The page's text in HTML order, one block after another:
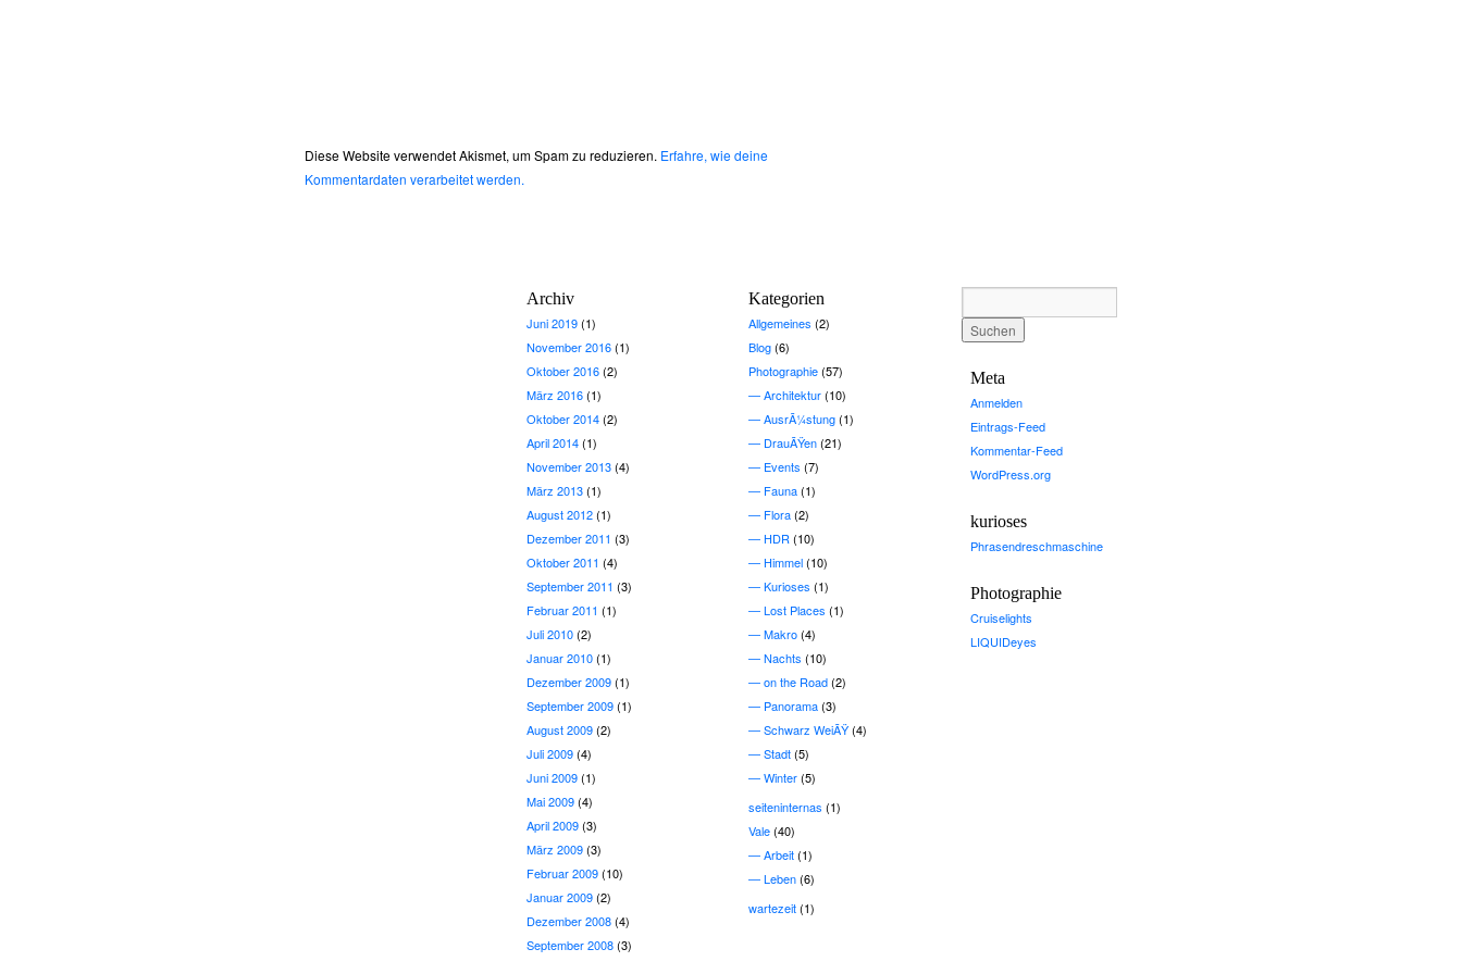
Diese Website verwendet Akismet, um Spam zu reduzieren. Erfahre, wie deine
Kommentardaten verarbeitet werden.
Archiv
Juni 2019(1)
November 2016(1)
Oktober 2016(2)
März 2016(1)
Oktober 2014(2)
April 2014(1)
November 2013(4)
März 2013(1)
August 2012(1)
Dezember 2011 (3)
Oktober 2011 (4)
September 2011 (3)
Februar 2011 (1)
Juli 2010(2)
Januar 2010(1)
Dezember 2009(1)
September 2009(1)
August 2009(2)
Juli 2009(4)
Juni 2009(1)
Mai 2009(4)
April 2009(3)
März 2009(3)
Februar 2009(10)
Januar 2009(2)
Dezember 2008(4)
September 2008(3)
Kategorien
Allgemeines (2)
Blog(6)
Photographie(57)
Architektur(10)
AusrÃ¼stung(1)
DrauÃŸen(21)
Events (7)
Fauna(1)
Flora(2)
HDR(10)
Himmel(10)
Kurioses (1)
Lost Places (1)
Makro(4)
Nachts (10)
on the Road(2)
Panorama(3)
Schwarz WeiÃŸ(4)
Stadt(5)
Winter(5)
seiteninternas (1)
Vale(40)
Arbeit(1)
Leben(6)
wartezeit(1)
Meta
Anmelden
Eintrags-Feed
Kommentar-Feed
WordPress.org
kurioses
Phrasendreschmaschine
Photographie
Cruiselights
LIQUIDeyes